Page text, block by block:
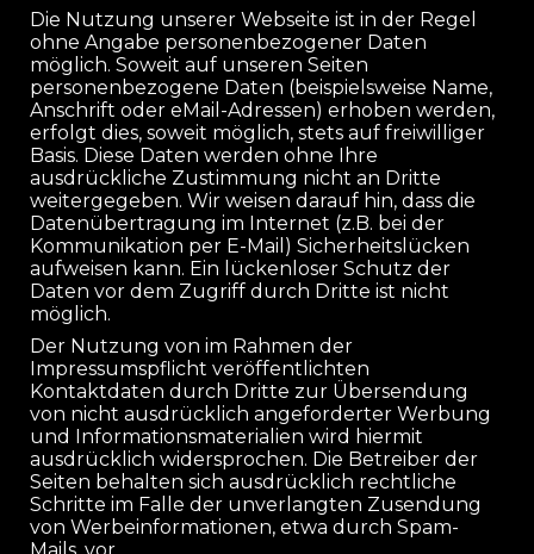
Die Nutzung unserer Webseite ist in der Regel
ohne Angabe personenbezogener Daten
möglich. Soweit auf unseren Seiten
personenbezogene Daten (beispielsweise Name,
Anschrift oder eMail-Adressen) erhoben werden,
erfolgt dies, soweit möglich, stets auf freiwilliger
Basis. Diese Daten werden ohne Ihre
ausdrückliche Zustimmung nicht an Dritte
weitergegeben. Wir weisen darauf hin, dass die
Datenübertragung im Internet (z.B. bei der
Kommunikation per E-Mail) Sicherheitslücken
aufweisen kann. Ein lückenloser Schutz der
Daten vor dem Zugriff durch Dritte ist nicht
möglich.
Der Nutzung von im Rahmen der
Impressumspflicht veröffentlichten
Kontaktdaten durch Dritte zur Übersendung
von nicht ausdrücklich angeforderter Werbung
und Informationsmaterialien wird hiermit
ausdrücklich widersprochen. Die Betreiber der
Seiten behalten sich ausdrücklich rechtliche
Schritte im Falle der unverlangten Zusendung
von Werbeinformationen, etwa durch Spam-